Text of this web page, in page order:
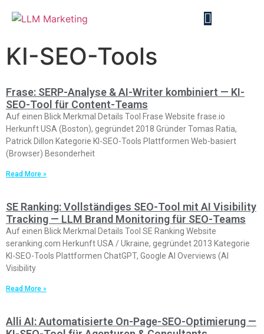
KI-SEO-Tools
Frase: SERP-Analyse & AI-Writer kombiniert — KI-
SEO-Tool für Content-Teams
Auf einen Blick Merkmal Details Tool Frase Website frase.io
Herkunft USA (Boston), gegründet 2018 Gründer Tomas Ratia,
Patrick Dillon Kategorie KI-SEO-Tools Plattformen Web-basiert
(Browser) Besonderheit
Read More »
SE Ranking: Vollständiges SEO-Tool mit AI Visibility
Tracking — LLM Brand Monitoring für SEO-Teams
Auf einen Blick Merkmal Details Tool SE Ranking Website
seranking.com Herkunft USA / Ukraine, gegründet 2013 Kategorie
KI-SEO-Tools Plattformen ChatGPT, Google AI Overviews (AI
Visibility
Read More »
Alli AI: Automatisierte On-Page-SEO-Optimierung —